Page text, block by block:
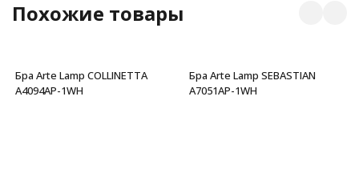
Похожие товары
Бра Arte Lamp COLLINETTA
A4094AP-1WH
Бра Arte Lamp SEBASTIAN
A7051AP-1WH